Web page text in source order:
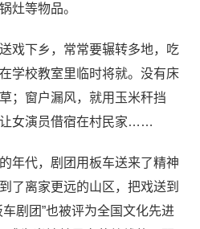
灶等物品。
戏下乡，常常要辗转多地，吃
学校教室里临时将就。没有床
；窗户漏风，就用玉米秆挡
女演员借宿在村民家……
年代，剧团用板车送来了精神
了离家更远的山区，把戏送到
剧团”也被评为全国文化先进